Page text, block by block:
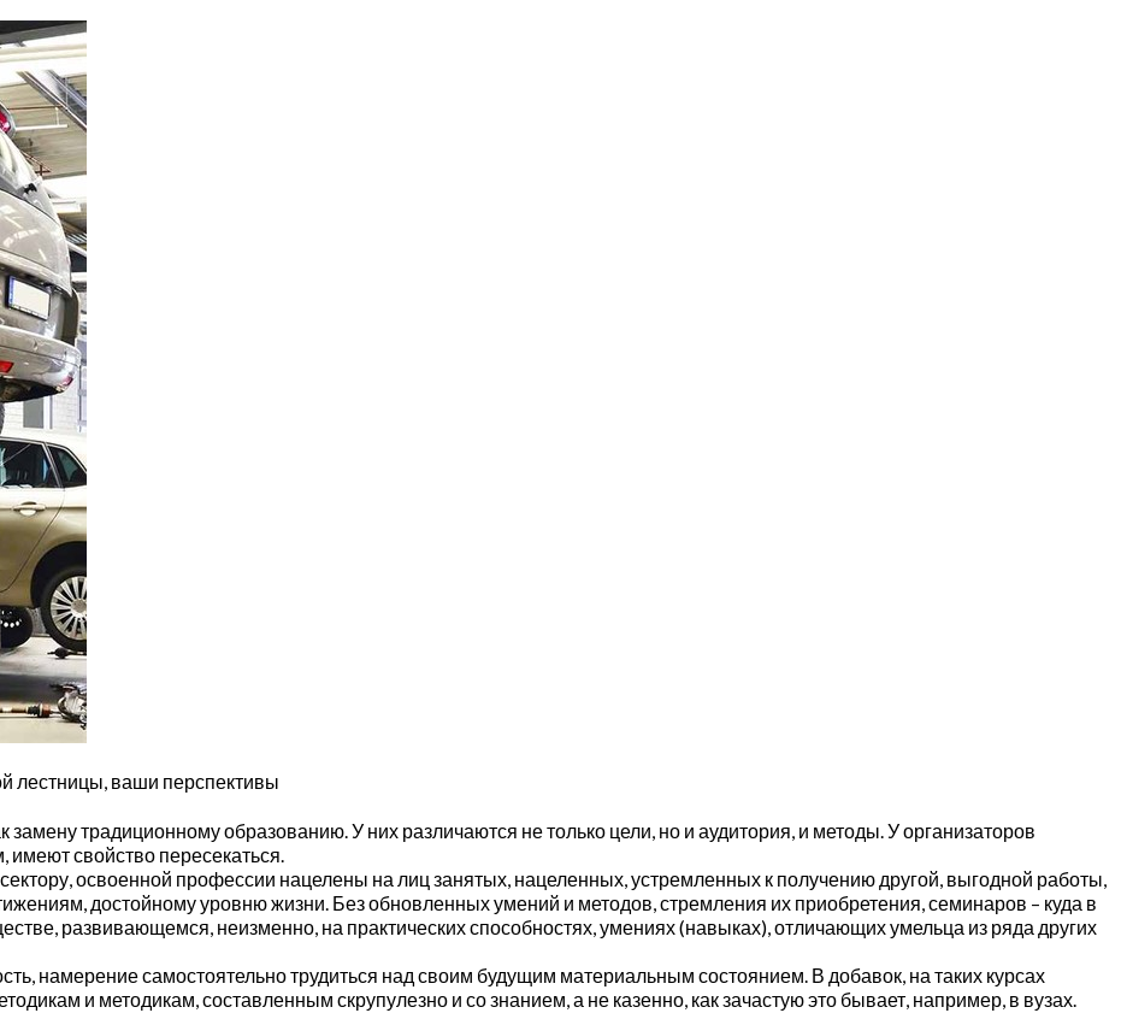
лестницы, ваши перспективы
традиционному образованию. У них различаются не только цели, но и аудитория, и методы. У организаторов
имеют свойство пересекаться.
освоенной профессии нацелены на лиц занятых, нацеленных, устремленных к получению другой, выгодной работы,
достойному уровню жизни. Без обновленных умений и методов, стремления их приобретения, семинаров – куда в
развивающемся, неизменно, на практических способностях, умениях (навыках), отличающих умельца из ряда других
намерение самостоятельно трудиться над своим будущим материальным состоянием. В добавок, на таких курсах
и методикам, составленным скрупулезно и со знанием, а не казенно, как зачастую это бывает, например, в вузах.